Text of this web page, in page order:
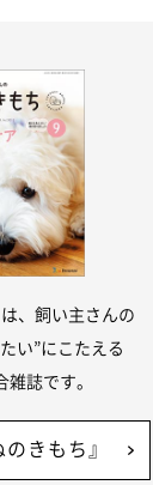
、飼い主さんの
い”にこたえる
誌です。
きもち』